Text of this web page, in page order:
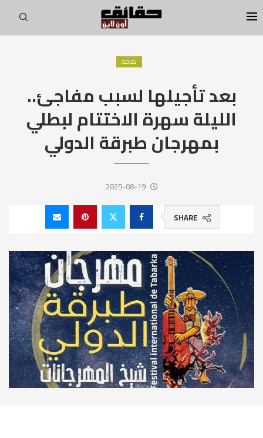
ثقافة
بعد تأجيلها لسبب مفاجئ..
الليلة سهرة الاختتام لبطلي
بمهرجان طبرقة الدولي
2025-08-19
SHARE